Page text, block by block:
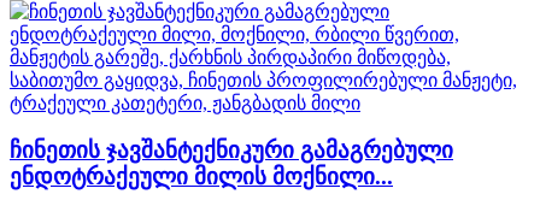
ჩინეთის ჯავშანტექნიკური გამაგრებული
ენდოტრაქეული მილის მოქნილი...